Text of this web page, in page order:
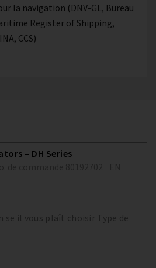
la navigation (DNV-GL, Bureau
Register of Shipping,
CCS)
– DH Series
il vous plaît choisir Type de